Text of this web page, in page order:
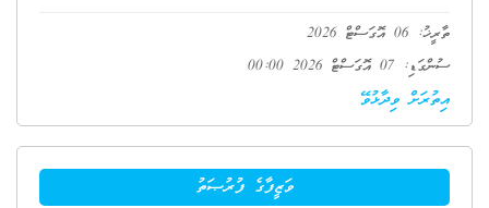
ތާރީޚު: 06 އޮގަސްޓް 2026
ސުންގަޑި: 07 އޮގަސްޓް 2026 00:00
އިތުރަށް ވިދާޅުވޭ
ވަޒީފާގެ ފުރުޞަތު